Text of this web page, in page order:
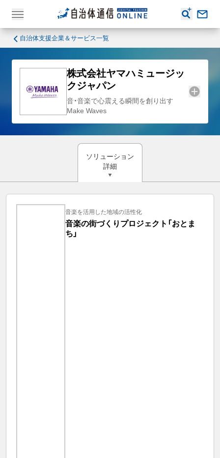
自治体支援企業＆サービス一覧
株式会社ヤマハミュージッ
クジャパン
音・音楽で心震える瞬間を創り出す
Make Waves
ソリューション
詳細
音楽を活用した地域の活性化
音楽の街づくりプロジェクト「おとま
ち」